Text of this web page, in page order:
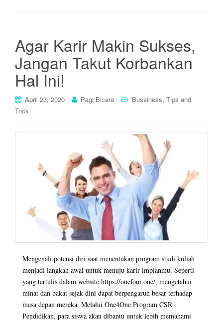
Agar Karir Makin Sukses,
Jangan Takut Korbankan
Hal Ini!
April 23, 2020 Pagi Bicara Bussiness, Tips and
Trick
Mengenali potensi diri saat menentukan program studi kuliah
menjadi langkah awal untuk menuju karir impianmu. Seperti
yang tertulis dalam website https://onefour.one/, mengetahui
minat dan bakat sejak dini dapat berpengaruh besar terhadap
masa depan mereka. Melalui One4One Program CSR
Pendidikan, para siswa akan dibantu untuk lebih memahami